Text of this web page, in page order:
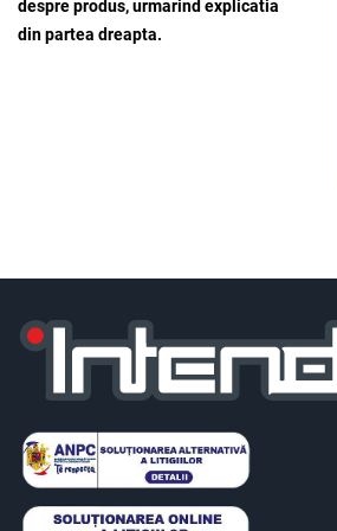
despre produs, urmarind explicatia
din partea dreapta.